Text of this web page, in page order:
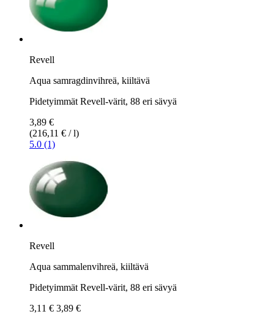
Revell
Aqua samragdinvihreä, kiiltävä
Pidetyimmät Revell-värit, 88 eri sävyä
3,89 €
(216,11 € / l)
5.0 (1)
Revell
Aqua sammalenvihreä, kiiltävä
Pidetyimmät Revell-värit, 88 eri sävyä
3,11 € 3,89 €